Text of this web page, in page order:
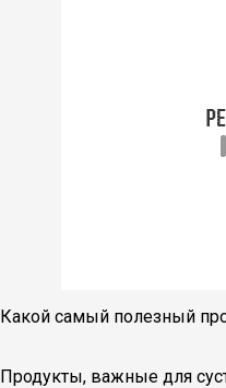
Какой самый полезный
Продукты, важные для